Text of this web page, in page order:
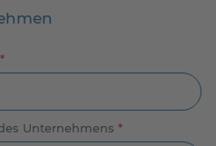
*
Unternehmens *